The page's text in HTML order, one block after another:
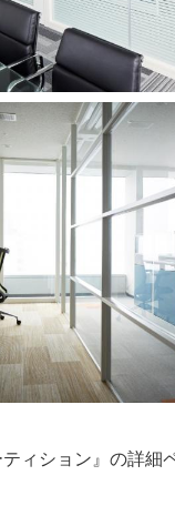
ィション』の詳細